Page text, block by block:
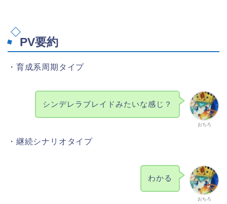
PV要約
・育成系周期タイプ
おちろ
シンデレラブレイドみたいな感じ？
・継続シナリオタイプ
おちろ
わかる